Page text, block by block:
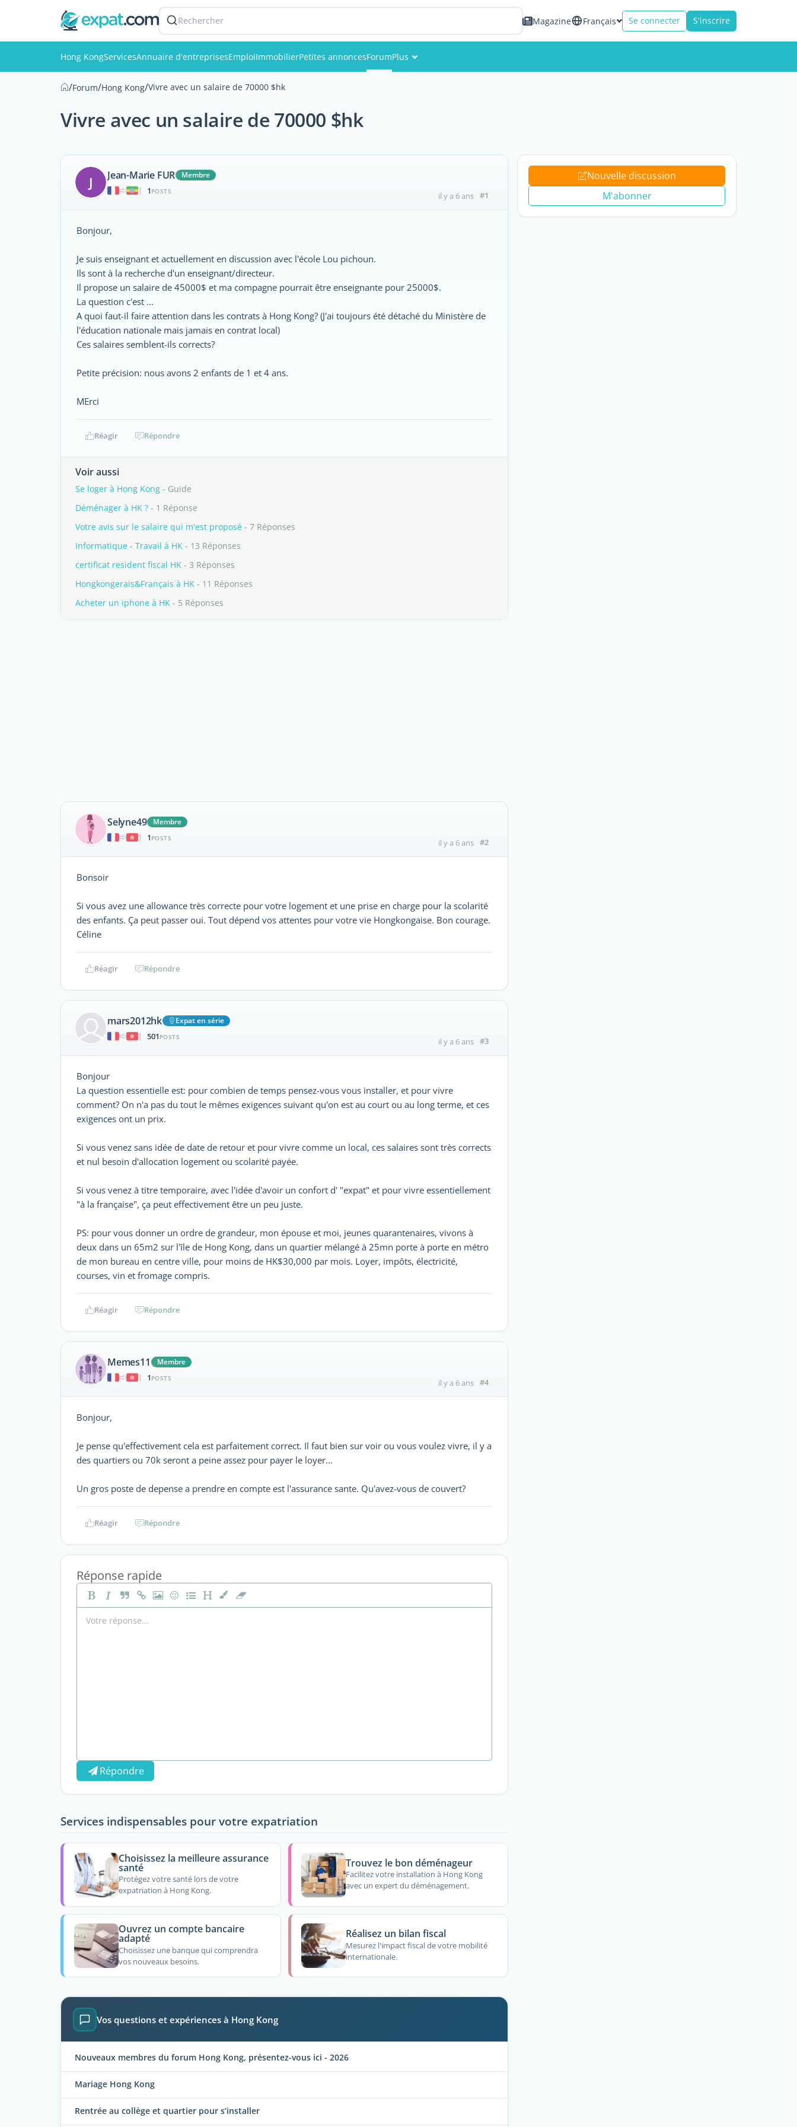
Rechercher Magazine Français Se connecter S'inscrire
Hong KongServicesAnnuaire d'entreprisesEmploiImmobilierPetites annoncesForumPlus
/Forum/Hong Kong/Vivre avec un salaire de 70000 $hk
Vivre avec un salaire de 70000 $hk
J Jean-Marie FUR
Membre
|
1 POSTS il y a 6 ans #1
Bonjour,
Je suis enseignant et actuellement en discussion avec l'école Lou pichoun.
Ils sont à la recherche d'un enseignant/directeur.
Il propose un salaire de 45000$ et ma compagne pourrait être enseignante pour 25000$.
La question c'est ...
A quoi faut-il faire attention dans les contrats à Hong Kong? (J'ai toujours été détaché du Ministère de
l'éducation nationale mais jamais en contrat local)
Ces salaires semblent-ils corrects?
Petite précision: nous avons 2 enfants de 1 et 4 ans.
MErci
Réagir Répondre
Voir aussi
Se loger à Hong Kong - Guide
Déménager à HK ? - 1 Réponse
Votre avis sur le salaire qui m'est proposé - 7 Réponses
Informatique - Travail à HK - 13 Réponses
certificat resident fiscal HK - 3 Réponses
Hongkongerais&Français à HK - 11 Réponses
Acheter un iphone à HK - 5 Réponses
Selyne49
Membre
|
1 POSTS il y a 6 ans #2
Bonsoir
Si vous avez une allowance très correcte pour votre logement et une prise en charge pour la scolarité
des enfants. Ça peut passer oui. Tout dépend vos attentes pour votre vie Hongkongaise. Bon courage.
Céline
Réagir Répondre
mars2012hk
Expat en série
|
501 POSTS il y a 6 ans #3
Bonjour
La question essentielle est: pour combien de temps pensez-vous vous installer, et pour vivre
comment? On n'a pas du tout le mêmes exigences suivant qu'on est au court ou au long terme, et ces
exigences ont un prix.
Si vous venez sans idée de date de retour et pour vivre comme un local, ces salaires sont très corrects
et nul besoin d'allocation logement ou scolarité payée.
Si vous venez à titre temporaire, avec l'idée d'avoir un confort d' "expat" et pour vivre essentiellement
"à la française", ça peut effectivement être un peu juste.
PS: pour vous donner un ordre de grandeur, mon épouse et moi, jeunes quarantenaires, vivons à
deux dans un 65m2 sur l'île de Hong Kong, dans un quartier mélangé à 25mn porte à porte en métro
de mon bureau en centre ville, pour moins de HK$30,000 par mois. Loyer, impôts, électricité,
courses, vin et fromage compris.
Réagir Répondre
Memes11
Membre
|
1 POSTS il y a 6 ans #4
Bonjour,
Je pense qu'effectivement cela est parfaitement correct. Il faut bien sur voir ou vous voulez vivre, il y a
des quartiers ou 70k seront a peine assez pour payer le loyer...
Un gros poste de depense a prendre en compte est l'assurance sante. Qu'avez-vous de couvert?
Réagir Répondre
Réponse rapide
Répondre
Services indispensables pour votre expatriation
Choisissez la meilleure assurance
santé
Protégez votre santé lors de votre
expatriation à Hong Kong.
Trouvez le bon déménageur
Facilitez votre installation à Hong Kong
avec un expert du déménagement.
Ouvrez un compte bancaire
adapté
Choisissez une banque qui comprendra
vos nouveaux besoins.
Réalisez un bilan fiscal
Mesurez l'impact fiscal de votre mobilité
internationale.
Vos questions et expériences à Hong Kong
Nouveaux membres du forum Hong Kong, présentez-vous ici - 2026
Mariage Hong Kong
Rentrée au collège et quartier pour s’installer
Nouvelle discussion
M'abonner